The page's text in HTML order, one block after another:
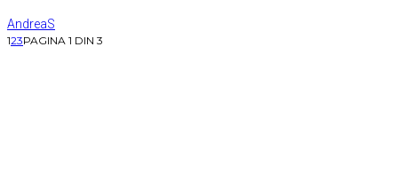
AndreaS
123PAGINA 1 DIN 3